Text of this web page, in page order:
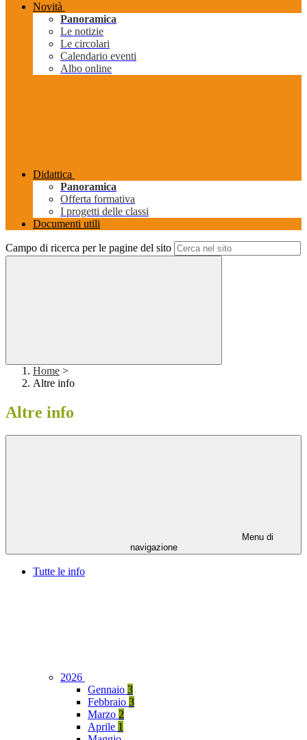
Novità
Panoramica
Le notizie
Le circolari
Calendario eventi
Albo online
Didattica
Panoramica
Offerta formativa
I progetti delle classi
Documenti utili
Campo di ricerca per le pagine del sito
Home >
Altre info
Altre info
Menu di
navigazione
Tutte le info
2026
Gennaio 3
Febbraio 3
Marzo 2
Aprile 1